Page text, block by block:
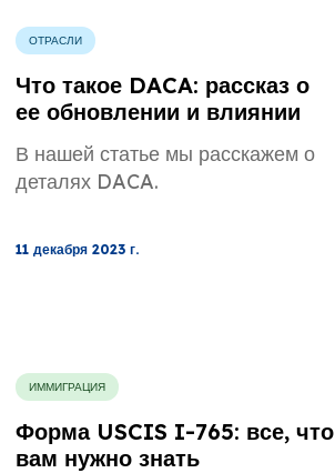
ОТРАСЛИ
Что такое DACA: рассказ о
ее обновлении и влиянии
В нашей статье мы расскажем о
деталях DACA.
11 декабря 2023 г.
ИММИГРАЦИЯ
Форма USCIS I-765: все, что
вам нужно знать